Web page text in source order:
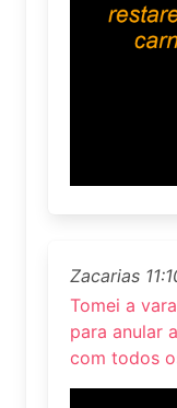
Zacarias
Tomei a
para anular
com todos